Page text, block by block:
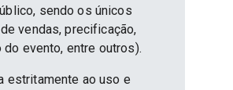
sendo os únicos
vendas, precificação,
evento, entre outros).
estritamente ao uso e